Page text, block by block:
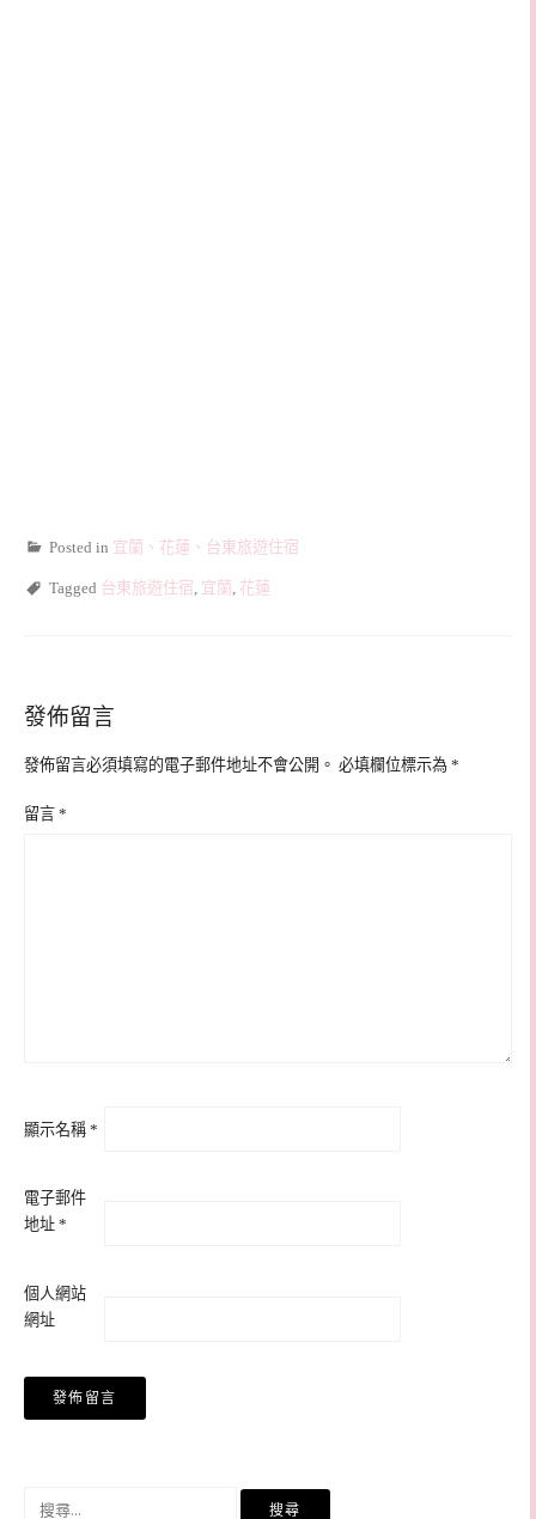
Posted in 宜蘭、花蓮、台東旅遊住宿
Tagged 台東旅遊住宿 宜蘭 花蓮
發佈留言
發佈留言必須填寫的電子郵件地址不會公開。 必填欄位標示為 *
留言 *
顯示名稱 *
電子郵件
地址 *
個人網站
網址